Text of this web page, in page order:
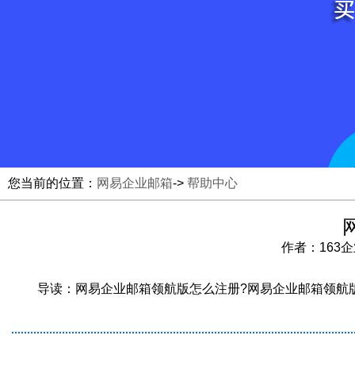
您当前的位置： 网易企业邮箱-> 帮助中心
作者：163
导读：网易企业邮箱领航版怎么注册?‌网易企业邮箱领